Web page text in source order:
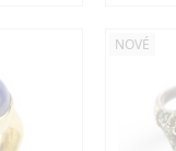
NOVÉ